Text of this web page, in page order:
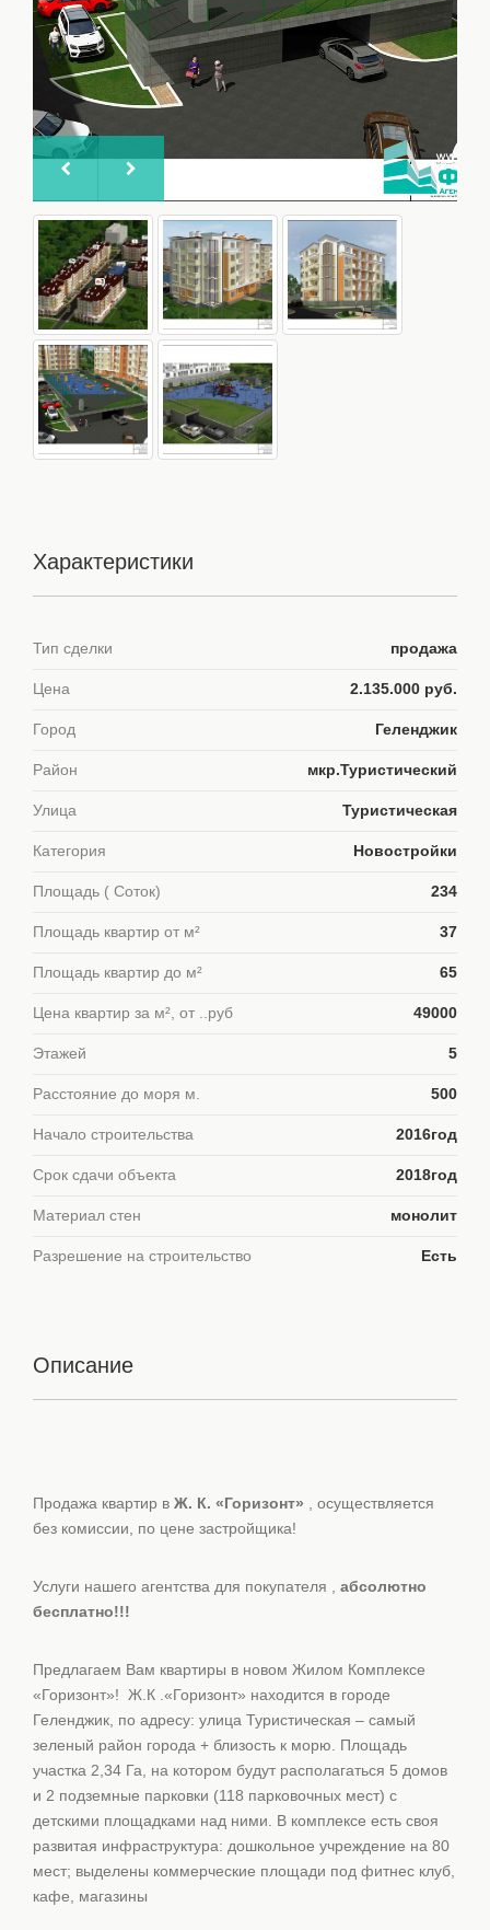
Характеристики
Тип сделки продажа
Цена 2.135.000 руб.
Город Геленджик
Район мкр.Туристический
Улица Туристическая
Категория Новостройки
Площадь ( Соток) 234
Площадь квартир от м² 37
Площадь квартир до м² 65
Цена квартир за м², от ..руб 49000
Этажей 5
Расстояние до моря м. 500
Начало строительства 2016год
Срок сдачи объекта 2018год
Материал стен монолит
Разрешение на строительство Есть
Описание
Продажа квартир в Ж. К. «Горизонт» , осуществляется
без комиссии, по цене застройщика!
Услуги нашего агентства для покупателя ,
абсолютно
бесплатно!!!
Предлагаем Вам квартиры в новом Жилом Комплексе
«Горизонт»! Ж.К .«Горизонт» находится в городе
Геленджик, по адресу: улица Туристическая – самый
зеленый район города + близость к морю. Площадь
участка 2,34 Га, на котором будут располагаться 5 домов
и 2 подземные парковки (118 парковочных мест) с
детскими площадками над ними. В комплексе есть своя
развитая инфраструктура: дошкольное учреждение на 80
мест; выделены коммерческие площади под фитнес клуб,
кафе, магазины